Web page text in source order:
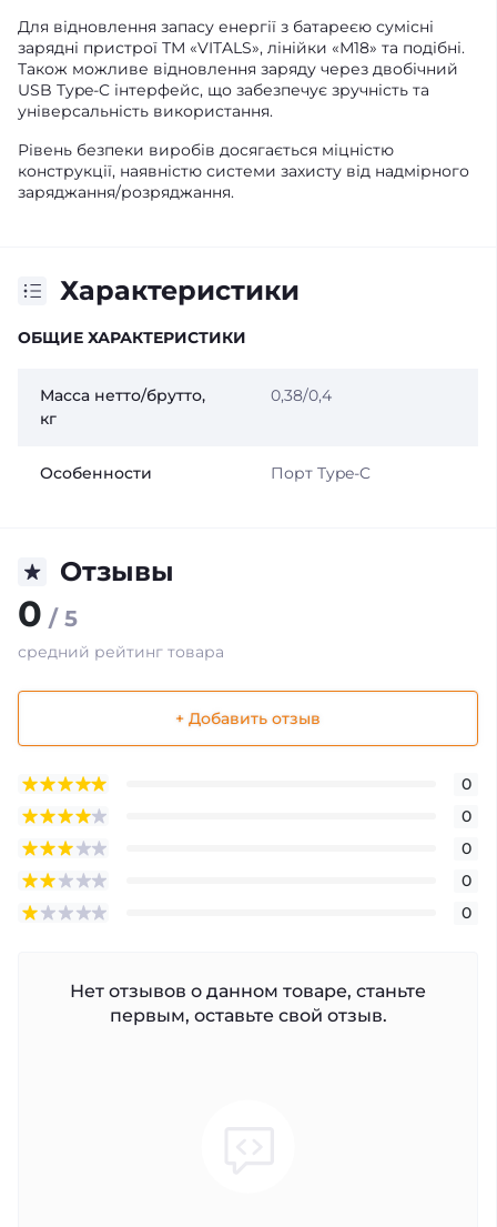
Для відновлення запасу енергії з батареєю сумісні
зарядні пристрої ТМ «VITALS», лінійки «М18» та подібні.
Також можливе відновлення заряду через двобічний
USB Type-C інтерфейс, що забезпечує зручність та
універсальність використання.
Рівень безпеки виробів досягається міцністю
конструкції, наявністю системи захисту від надмірного
заряджання/розряджання.
Характеристики
ОБЩИЕ ХАРАКТЕРИСТИКИ
Масса нетто/брутто,
кг
0,38/0,4
Особенности Порт Type-C
Отзывы
0 / 5
средний рейтинг товара
+ Добавить отзыв
0
0
0
0
0
Нет отзывов о данном товаре, станьте
первым, оставьте свой отзыв.